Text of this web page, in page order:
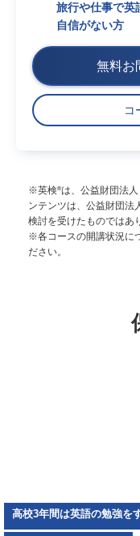
旅行や仕事で英
自信がない方
無料お
コ
※英検®は、公益財団法
ンテンツは、公益財団法
検討を受けたものではあ
※各コースの開講状況に
ださい。
高校3年間は英語の勉強を